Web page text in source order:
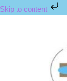
Skip to content
Skip
to